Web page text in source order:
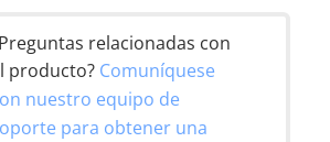
relacionadas con
producto? Comuníquese
nuestro equipo de
para obtener una